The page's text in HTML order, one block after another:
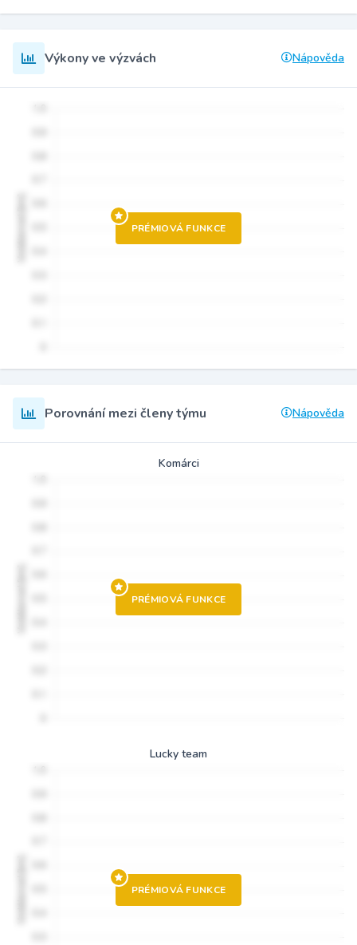
Výkony ve výzvách Nápověda
PRÉMIOVÁ FUNKCE
Porovnání mezi členy týmu Nápověda
Komárci
PRÉMIOVÁ FUNKCE
Lucky team
PRÉMIOVÁ FUNKCE